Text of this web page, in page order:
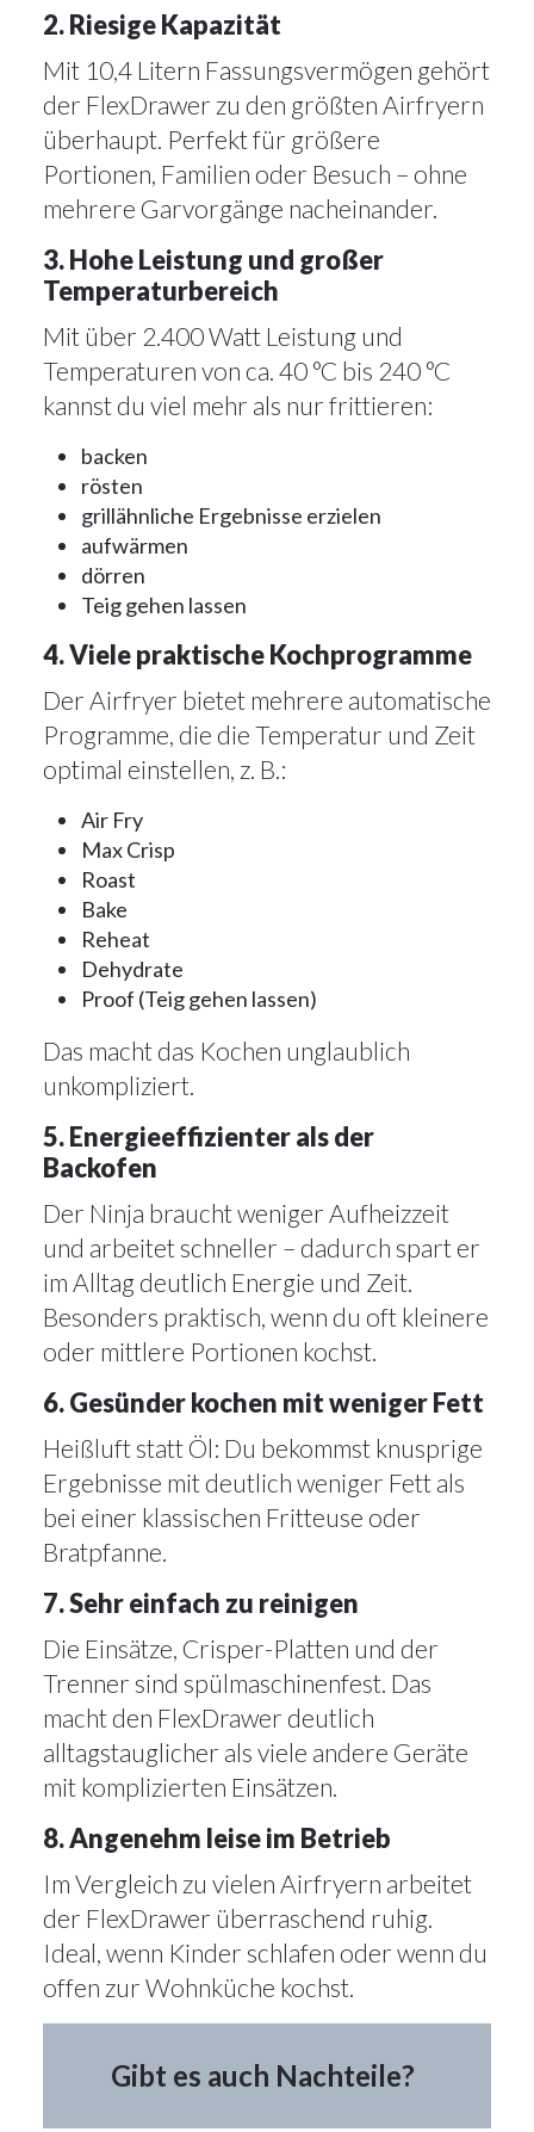
2. Riesige Kapazität
Mit 10,4 Litern Fassungsvermögen gehört
der FlexDrawer zu den größten Airfryern
überhaupt. Perfekt für größere
Portionen, Familien oder Besuch – ohne
mehrere Garvorgänge nacheinander.
3. Hohe Leistung und großer
Temperaturbereich
Mit über 2.400 Watt Leistung und
Temperaturen von ca. 40 °C bis 240 °C
kannst du viel mehr als nur frittieren:
backen
rösten
grillähnliche Ergebnisse erzielen
aufwärmen
dörren
Teig gehen lassen
4. Viele praktische Kochprogramme
Der Airfryer bietet mehrere automatische
Programme, die die Temperatur und Zeit
optimal einstellen, z. B.:
Air Fry
Max Crisp
Roast
Bake
Reheat
Dehydrate
Proof (Teig gehen lassen)
Das macht das Kochen unglaublich
unkompliziert.
5. Energieeffizienter als der
Backofen
Der Ninja braucht weniger Aufheizzeit
und arbeitet schneller – dadurch spart er
im Alltag deutlich Energie und Zeit.
Besonders praktisch, wenn du oft kleinere
oder mittlere Portionen kochst.
6. Gesünder kochen mit weniger Fett
Heißluft statt Öl: Du bekommst knusprige
Ergebnisse mit deutlich weniger Fett als
bei einer klassischen Fritteuse oder
Bratpfanne.
7. Sehr einfach zu reinigen
Die Einsätze, Crisper-Platten und der
Trenner sind spülmaschinenfest. Das
macht den FlexDrawer deutlich
alltagstauglicher als viele andere Geräte
mit komplizierten Einsätzen.
8. Angenehm leise im Betrieb
Im Vergleich zu vielen Airfryern arbeitet
der FlexDrawer überraschend ruhig.
Ideal, wenn Kinder schlafen oder wenn du
offen zur Wohnküche kochst.
Gibt es auch Nachteile?